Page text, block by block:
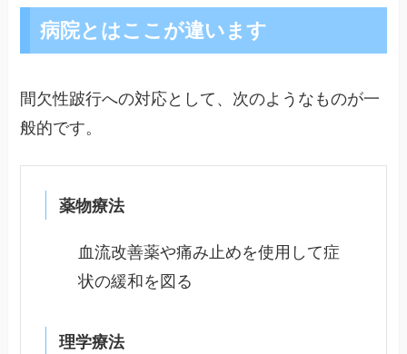
病院とはここが違います
間欠性跛行への対応として、次のようなものが一
般的です。
薬物療法
血流改善薬や痛み止めを使用して症
状の緩和を図る
理学療法